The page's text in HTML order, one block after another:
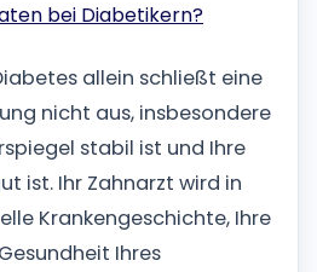
bei Diabetikern?
allein schließt eine
nicht aus, insbesondere
stabil ist und Ihre
ist. Ihr Zahnarzt wird in
Krankengeschichte, Ihre
Ihres